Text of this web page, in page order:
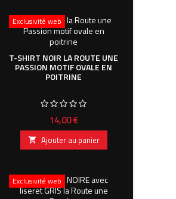
Exclusivité web
T-SHIRT NOIR LA ROUTE UNE
PASSION MOTIF OVALE EN
POITRINE
Prix
14,00 €
 Ajouter au panier
Exclusivité web